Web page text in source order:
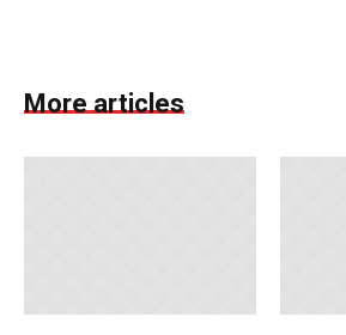
More articles